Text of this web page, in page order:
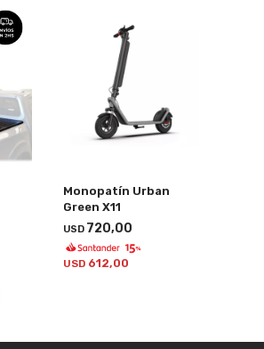
Monopatín Urban
Green X11
USD 720,00
USD 612,00